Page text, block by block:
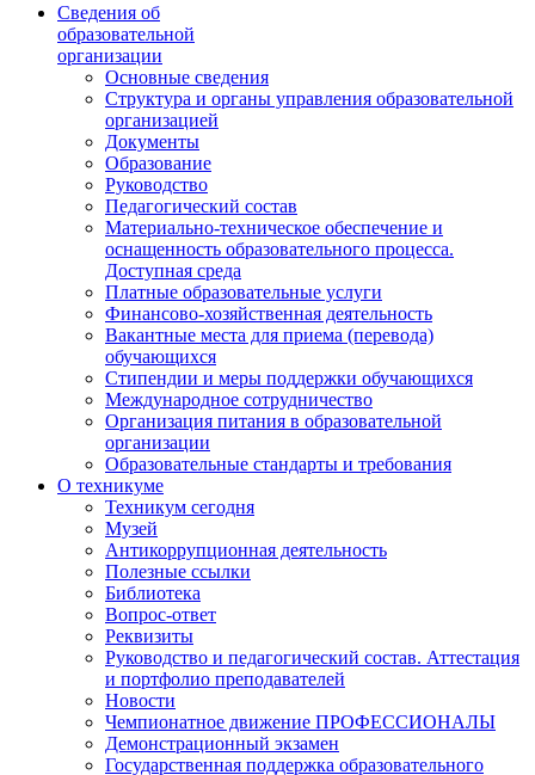
Сведения об
образовательной
организации
Основные сведения
Структура и органы управления образовательной
организацией
Документы
Образование
Руководство
Педагогический состав
Материально-техническое обеспечение и
оснащенность образовательного процесса.
Доступная среда
Платные образовательные услуги
Финансово-хозяйственная деятельность
Вакантные места для приема (перевода)
обучающихся
Стипендии и меры поддержки обучающихся
Международное сотрудничество
Организация питания в образовательной
организации
Образовательные стандарты и требования
О техникуме
Техникум сегодня
Музей
Антикоррупционная деятельность
Полезные ссылки
Библиотека
Вопрос-ответ
Реквизиты
Руководство и педагогический состав. Аттестация
и портфолио преподавателей
Новости
Чемпионатное движение ПРОФЕССИОНАЛЫ
Демонстрационный экзамен
Государственная поддержка образовательного